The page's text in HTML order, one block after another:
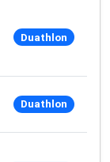
Duathlon
Duathlon